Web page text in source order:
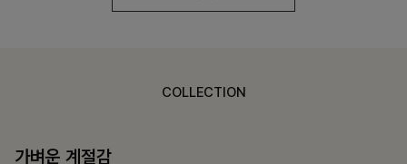
COLLECTION
가장 쉬운 코디